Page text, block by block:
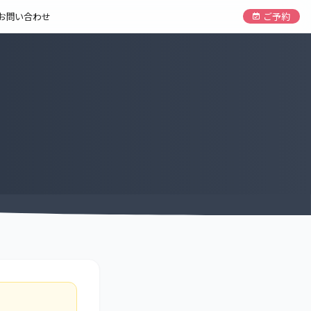
問い合わせ ご予約